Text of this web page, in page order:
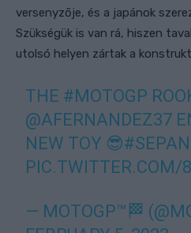
versenyzője, és a japánok
Szükségük is van rá, hiszen
utolsó helyen zártak a
THE #MOTOGP
@AFERNANDEZ37
NEW TOY 😎
PIC.TWITTER.COM/
— MOTOGP™🏁